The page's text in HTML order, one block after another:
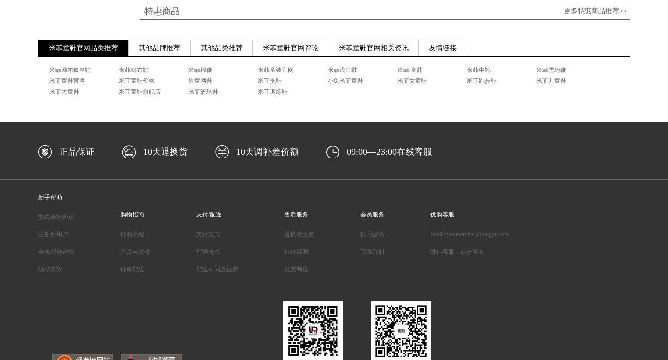
特惠商品 更多特惠商品推荐>>
米菲童鞋官网品类推荐 其他品牌推荐 其他品类推荐 米菲童鞋官网评论 米菲童鞋官网相关资讯 友情链接
米菲网布镂空鞋 米菲帆布鞋 米菲棉靴 米菲童装官网 米菲浅口鞋 米菲 童鞋 米菲中靴
米菲雪地靴
米菲童鞋官网
米菲童鞋价格 男童网鞋 米菲拖鞋 小兔米菲童鞋 米菲女童鞋 米菲跑步鞋
米菲儿童鞋
米菲大童鞋
米菲童鞋旗舰店 米菲篮球鞋 米菲训练鞋
正品保证 10天退换货 10天调补差价额 09:00—23:00在线客服
新手帮助
交易条款协议
注册新用户
会员积分详情
隐私条款
购物指南
订购流程
验货与签收
订单配送
支付/配送
支付方式
配送方式
配送时间及运费
售后服务
退换货政策
退款说明
发票制度
会员服务
找回密码
联系我们
优购客服
Email: yourservice@yougou.com
微信客服：点击查看